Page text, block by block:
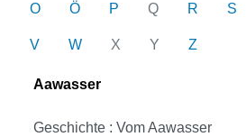
O Ö P Q R S
V W X Y Z
Aawasser
Geschichte : Vom Aawasser